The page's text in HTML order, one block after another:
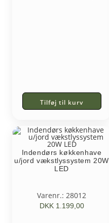
Tilføj til kurv
Indendørs køkkenhave
u/jord vækstlyssystem 20W
LED
Varenr.: 28012
DKK1.199,00